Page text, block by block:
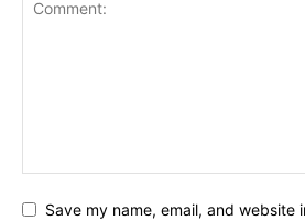
Save my name, email, and website